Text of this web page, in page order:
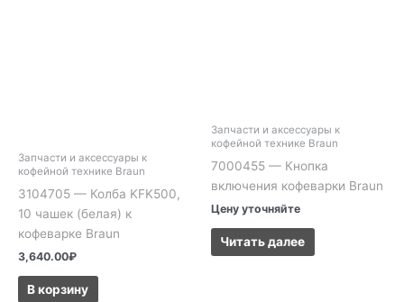
Запчасти и аксессуары к
кофейной технике Braun
3104705 — Колба KFK500,
10 чашек (белая) к
кофеварке Braun
3,640.00₽
В корзину
Запчасти и аксессуары к
кофейной технике Braun
7000455 — Кнопка
включения кофеварки Braun
Цену уточняйте
Читать далее